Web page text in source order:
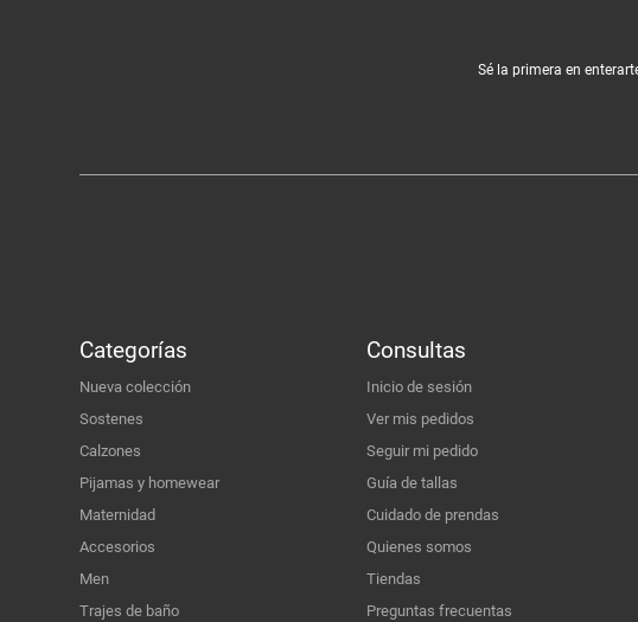
Sé la primera en
Categorías
Nueva colección
Sostenes
Calzones
Pijamas y homewear
Maternidad
Accesorios
Men
Trajes de baño
Consultas
Inicio de sesión
Ver mis pedidos
Seguir mi pedido
Guía de tallas
Cuidado de prendas
Quienes somos
Tiendas
Preguntas frecuentas